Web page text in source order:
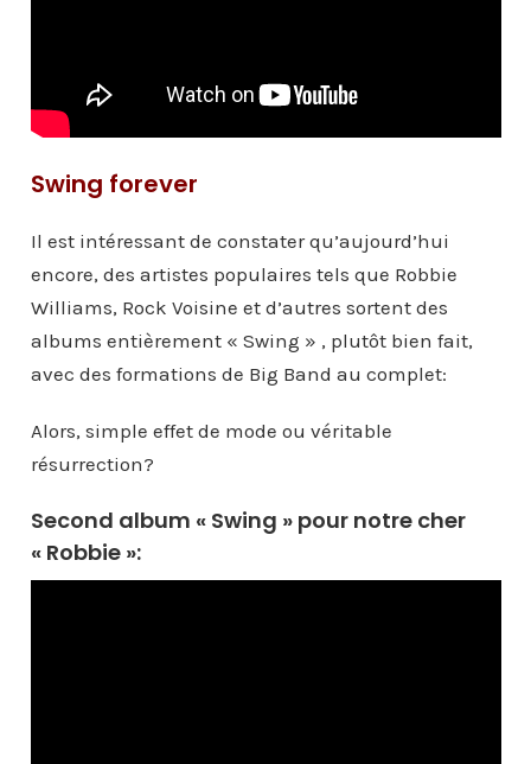
Swing forever
Il est intéressant de constater qu’aujourd’hui
encore, des artistes populaires tels que Robbie
Williams, Rock Voisine et d’autres sortent des
albums entièrement « Swing » , plutôt bien fait,
avec des formations de Big Band au complet:
Alors, simple effet de mode ou véritable
résurrection?
Second album « Swing » pour notre cher
« Robbie »: